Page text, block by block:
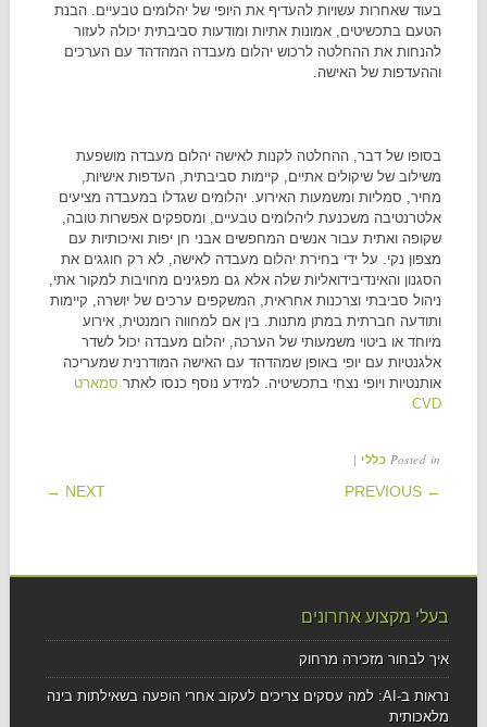
בעוד שאחרות עשויות להעדיף את היופי של יהלומים טבעיים. הבנת
הטעם בתכשיטים, אמונות אתיות ומודעות סביבתית יכולה לעזור
להנחות את ההחלטה לרכוש יהלום מעבדה המהדהד עם הערכים
וההעדפות של האישה.
בסופו של דבר, ההחלטה לקנות לאישה יהלום מעבדה מושפעת
משילוב של שיקולים אתיים, קיימות סביבתית, העדפות אישיות,
מחיר, סמליות ומשמעות האירוע. יהלומים שגדלו במעבדה מציעים
אלטרנטיבה משכנעת ליהלומים טבעיים, ומספקים אפשרות טובה,
שקופה ואתית עבור אנשים המחפשים אבני חן יפות ואיכותיות עם
מצפון נקי. על ידי בחירת יהלום מעבדה לאישה, לא רק חוגגים את
הסגנון והאינדיבידואליות שלה אלא גם מפגינים מחויבות למקור אתי,
ניהול סביבתי וצרכנות אחראית, המשקפים ערכים של יושרה, קיימות
ותודעה חברתית במתן מתנות. בין אם למחווה רומנטית, אירוע
מיוחד או ביטוי משמעותי של הערכה, יהלום מעבדה יכול לשדר
אלגנטיות עם יופי באופן שמהדהד עם האישה המודרנית שמעריכה
אותנטיות ויופי נצחי בתכשיטיה. למידע נוסף כנסו לאתר סמארט
CVD
Posted in כללי |
POST NAVIGATION
← PREVIOUS
NEXT →
בעלי מקצוע אחרונים
איך לבחור מזכירה מרחוק
נראות ב-AI: למה עסקים צריכים לעקוב אחרי הופעה בשאילתות בינה
מלאכותית